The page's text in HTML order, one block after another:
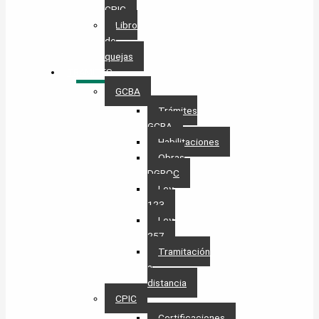
CPIC
Libro
de
quejas
TRÁMITES
GCBA
Trámites
GCBA
Habilitaciones
Obras
DGROC
Ley
123
Ley
257
Tramitación
a
distancia
CPIC